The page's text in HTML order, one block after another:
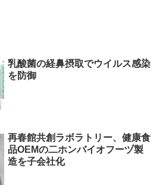
乳酸菌の経鼻摂取でウイルス感染
を防御
再春館共創ラボラトリー、健康⾷
品OEMの二ホンバイオフーヅ製
造を子会社化